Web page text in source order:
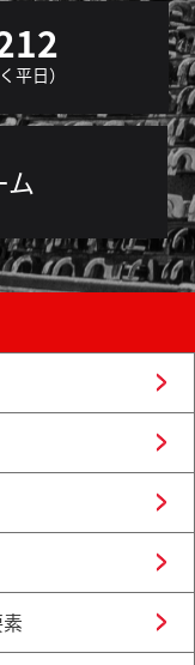
平日）